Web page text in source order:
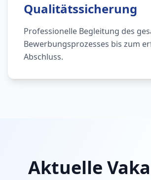
Qualitätssicherung
Professionelle Begleitung des
Bewerbungsprozesses bis zum
Abschluss.
Aktuelle